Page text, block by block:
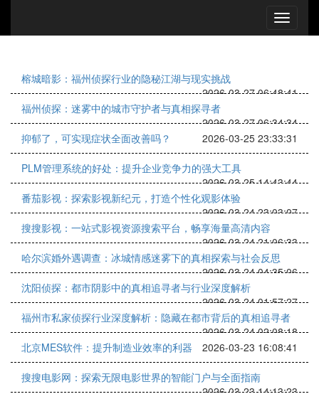
榕城暗影：福州侦探行业的隐秘江湖与现实挑战
2026-03-27 06:48:41
福州侦探：迷雾中的城市守护者与真相探寻者
2026-03-27 06:34:34
抑郁了，可实现症状全面改善吗？
2026-03-25 23:33:31
PLM管理系统的好处：提升企业竞争力的强大工具
2026-03-25 14:43:44
番茄影视：探索影视新纪元，打造个性化观影体验
2026-03-24 23:03:07
搜搜影视：一站式影视资源搜索平台，畅享海量高清内容
2026-03-24 21:06:33
哈尔滨婚外遇调查：冰城情感迷雾下的真相探索与社会反思
2026-03-24 04:35:06
沈阳侦探：都市阴影中的真相追寻者与行业深度解析
2026-03-24 01:57:27
福州市私家侦探行业深度解析：隐藏在都市背后的真相追寻者
2026-03-24 02:08:18
北京MES软件：提升制造业效率的利器
2026-03-23 16:08:41
搜搜电影网：探索无限电影世界的智能门户与全面指南
2026-03-23 14:13:23